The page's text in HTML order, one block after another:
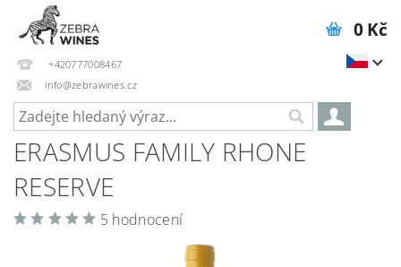
+420777008467
info@zebrawines.cz
0 Kč
ERASMUS FAMILY RHONE
RESERVE
5 hodnocení